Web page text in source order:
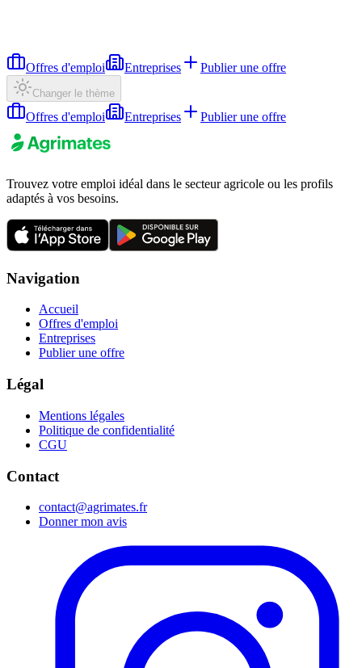
Offres d'emploi Entreprises Publier une offre
Changer le thème
Offres d'emploi Entreprises Publier une offre
Trouvez votre emploi idéal dans le secteur agricole ou les profils
adaptés à vos besoins.
Navigation
Accueil
Offres d'emploi
Entreprises
Publier une offre
Légal
Mentions légales
Politique de confidentialité
CGU
Contact
contact@agrimates.fr
Donner mon avis